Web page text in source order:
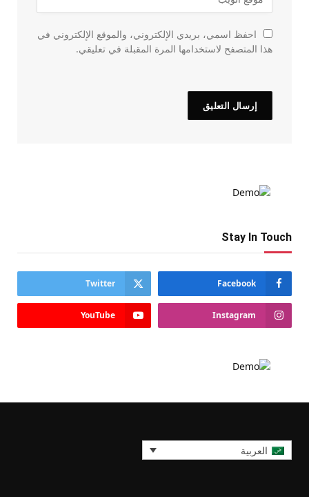
احفظ اسمي، بريدي الإلكتروني، والموقع الإلكتروني في
هذا المتصفح لاستخدامها المرة المقبلة في تعليقي.
Stay In Touch
Facebook
Twitter
Instagram
YouTube
العربية